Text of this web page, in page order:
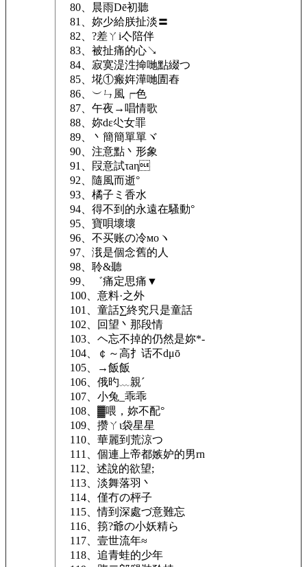
80、晨雨Dē初聽
81、妳少給朕扯淡〓
82、?差ㄚi亽陪伴
83、被扯痛的心↘
84、寂寞湜泩掵哋點綴つ
85、埖①瘢姩澕哋圊舂
86、︶ㄣ風┍色
87、午夜→唱情歌
88、妳dε尐女罪
89、丶簡簡單單ヾ
90、注意點丶形象
91、叚意試τаη
92、隨風而逝°
93、橘子ミ香水
94、得不到的永遠在騷動°
95、寶唄壞壞
96、不买账の冷моヽ
97、涐是個念舊的人
98、聆&聽
99、゛痛定思痛▼
100、意料·之外
101、童話∑終究只是童話
102、回望丶那段情
103、ヘ忘不掉的仍然是妳*-
104、￠～高扌话不dμō
105、→飯飯
106、俄旳﹏親ˊ
107、小兔_乖乖
108、▓喂，妳不配°
109、攒ㄚι袋星星
110、華麗到荒涼つ
111、個連上帝都嫉妒的男rn
112、述說的欲望;
113、淡舞落羽丶
114、僅冇の枰子
115、情到深處づ意難忘
116、箉?爺の小妖精ら
117、壹世流年≈
118、追青蛙的少年